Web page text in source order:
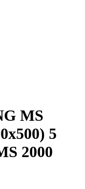
MS
5
2000